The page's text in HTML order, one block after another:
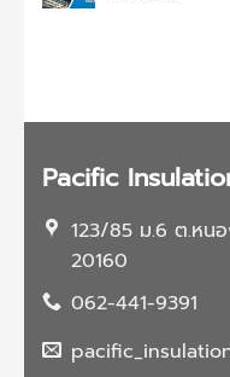
บน
พี
Pacific
123/85 ม.6 ต.หน
20160
062-441-9391